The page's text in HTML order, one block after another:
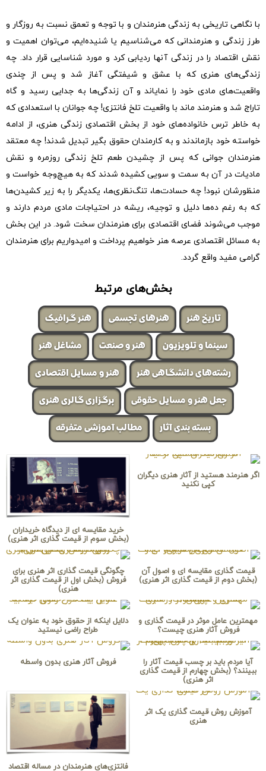
با نگاهی تاریخی به زندگی هنرمندان و با توجه و تعمق نسبت به روزگار و
طرز زندگی و هنرمندانی که می‌شناسیم یا شنیده‌ایم، می‌توان اهمیت و
نقش اقتصاد را در زندگی آنها ردیابی کرد و مورد شناسایی قرار داد. چه
زندگی‌های هنری که با عشق و شیفتگی آغاز شد و پس از چندی
واقعیت‌های مادی خود را نمایاند و آن زندگی‌ها به جدایی رسید و گاه
تاراج شد و هنرمند ماند با واقعیت تلخ فانتزی! چه جوانان با استعدادی که
به خاطر ترس خانواده‌های خود از بخش اقتصادی زندگی هنری، از ادامه
خواسته خود بازماندند و به کارمندان حقوق بگیر تبدیل شدند! چه معتقد
هنرمندان جوانی که پس از چشیدن طعم تلخ زندگی روزمره و نقش
مادیات در آن به سمت و سویی کشیده شدند که به هیچ‌وجه خواست و
منظورشان نبود! چه حسادت‌ها، تنگ‌نظری‌ها، یکدیگر را به زیر کشیدن‌ها
که به رغم ده‌ها دلیل و توجیه، ریشه در احتیاجات مادی مردم دارند و
موجب می‌شوند فضای اقتصادی برای هنرمندان سخت شود. در این بخش
به مسائل اقتصادی عرصه هنر خواهیم پرداخت و امیدواریم برای هنرمندان
گرامی مفید واقع گردد.
بخش‌های مرتبط
تاریخ هنر هنرهای تجسمی هنر گرافیک
سینما و تلویزیون هنر و صنعت مشاغل هنر
رشته‌های دانشگاهی هنر هنر و مسایل اقتصادی
جعل هنر و مسایل حقوقی برگزاری گالری هنری
بسته بندی آثار مطالب آموزشی متفرقه
اگر هنرمند هستید از آثار هنری دیگران
کپی نکنید
خرید مقایسه اى از دیدگاه خریداران
(بخش سوم از قیمت گذاری اثر هنری)
قیمت گذارى مقایسه اى و اصول آن
(بخش دوم از قیمت گذاری اثر هنری)
چگونگی قیمت گذاری اثر هنری برای
فروش (بخش اول از قیمت گذاری اثر
هنری)
مهمترین عامل موثر در قیمت گذاری و
فروش آثار هنری چیست؟
دلایل اینکه از حقوق خود به عنوان یک
طراح راضی نیستید
آیا مردم باید بر چسب قیمت آثار را
ببینند؟ (بخش چهارم از قیمت گذاری
اثر هنری)
فروش آثار هنری بدون واسطه
آموزش روش قیمت گذاری یک اثر
هنری
فانتزی‌های هنرمندان در مساله اقتصاد